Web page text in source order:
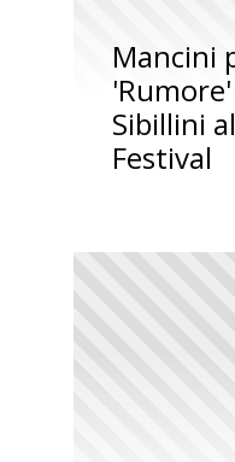
Mancini
Sibillini
Festival